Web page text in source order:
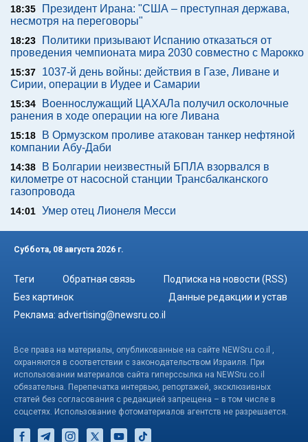
18:35
Президент Ирана: "США – преступная держава,
несмотря на переговоры"
18:23
Политики призывают Испанию отказаться от
проведения чемпионата мира 2030 совместно с Марокко
15:37
1037-й день войны: действия в Газе, Ливане и
Сирии, операции в Иудее и Самарии
15:34
Военнослужащий ЦАХАЛа получил осколочные
ранения в ходе операции на юге Ливана
15:18
В Ормузском проливе атакован танкер нефтяной
компании Абу-Даби
14:38
В Болгарии неизвестный БПЛА взорвался в
километре от насосной станции Трансбалканского
газопровода
14:01 Умер отец Лионеля Месси
Суббота, 08 августа 2026 г.
Теги Обратная связь
Подписка на новости (RSS)
Без картинок
Данные редакции и устав
Реклама: advertising@newsru.co.il
Все права на материалы, опубликованные на сайте NEWSru.co.il ,
охраняются в соответствии с законодательством Израиля. При
использовании материалов сайта гиперссылка на NEWSru.co.il
обязательна. Перепечатка интервью, репортажей, эксклюзивных
статей без согласования с редакцией запрещена – в том числе в
соцсетях. Использование фотоматериалов агентств не разрешается.